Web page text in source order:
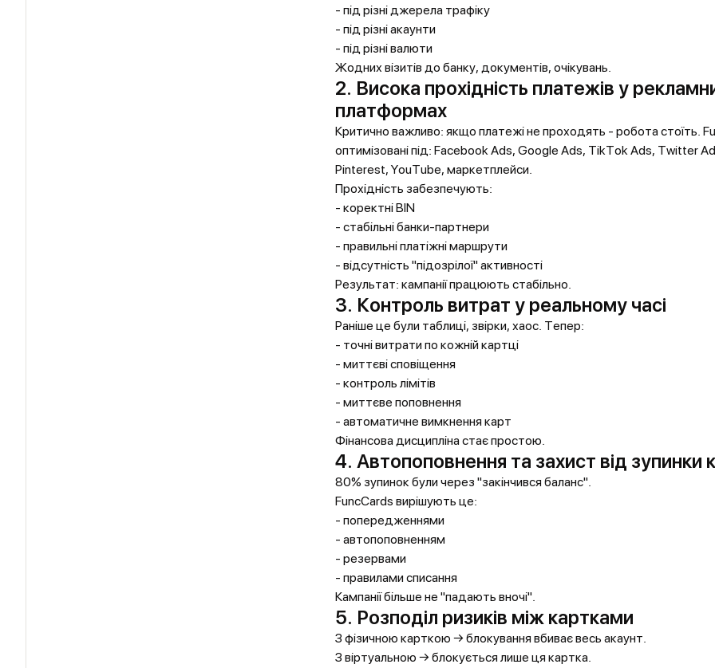
- під різні джерела трафіку
- під різні акаунти
- під різні валюти
Жодних візитів до банку, документів, очікувань.
2. Висока прохідність платежів у
платформах
Критично важливо: якщо платежі не проходять - робота стоїть.
оптимізовані під: Facebook Ads, Google Ads, TikTok Ads, Twitter
Pinterest, YouTube, маркетплейси.
Прохідність забезпечують:
- коректні BIN
- стабільні банки-партнери
- правильні платіжні маршрути
- відсутність "підозрілої" активності
Результат: кампанії працюють стабільно.
3. Контроль витрат у реальному часі
Раніше це були таблиці, звірки, хаос. Тепер:
- точні витрати по кожній картці
- миттєві сповіщення
- контроль лімітів
- миттєве поповнення
- автоматичне вимкнення карт
Фінансова дисципліна стає простою.
4. Автопоповнення та захист від зупинки
80% зупинок були через "закінчився баланс".
FuncCards вирішують це:
- попередженнями
- автопоповненням
- резервами
- правилами списання
Кампанії більше не "падають вночі".
5. Розподіл ризиків між картками
З фізичною карткою → блокування вбиває весь акаунт.
З віртуальною → блокується лише ця картка.